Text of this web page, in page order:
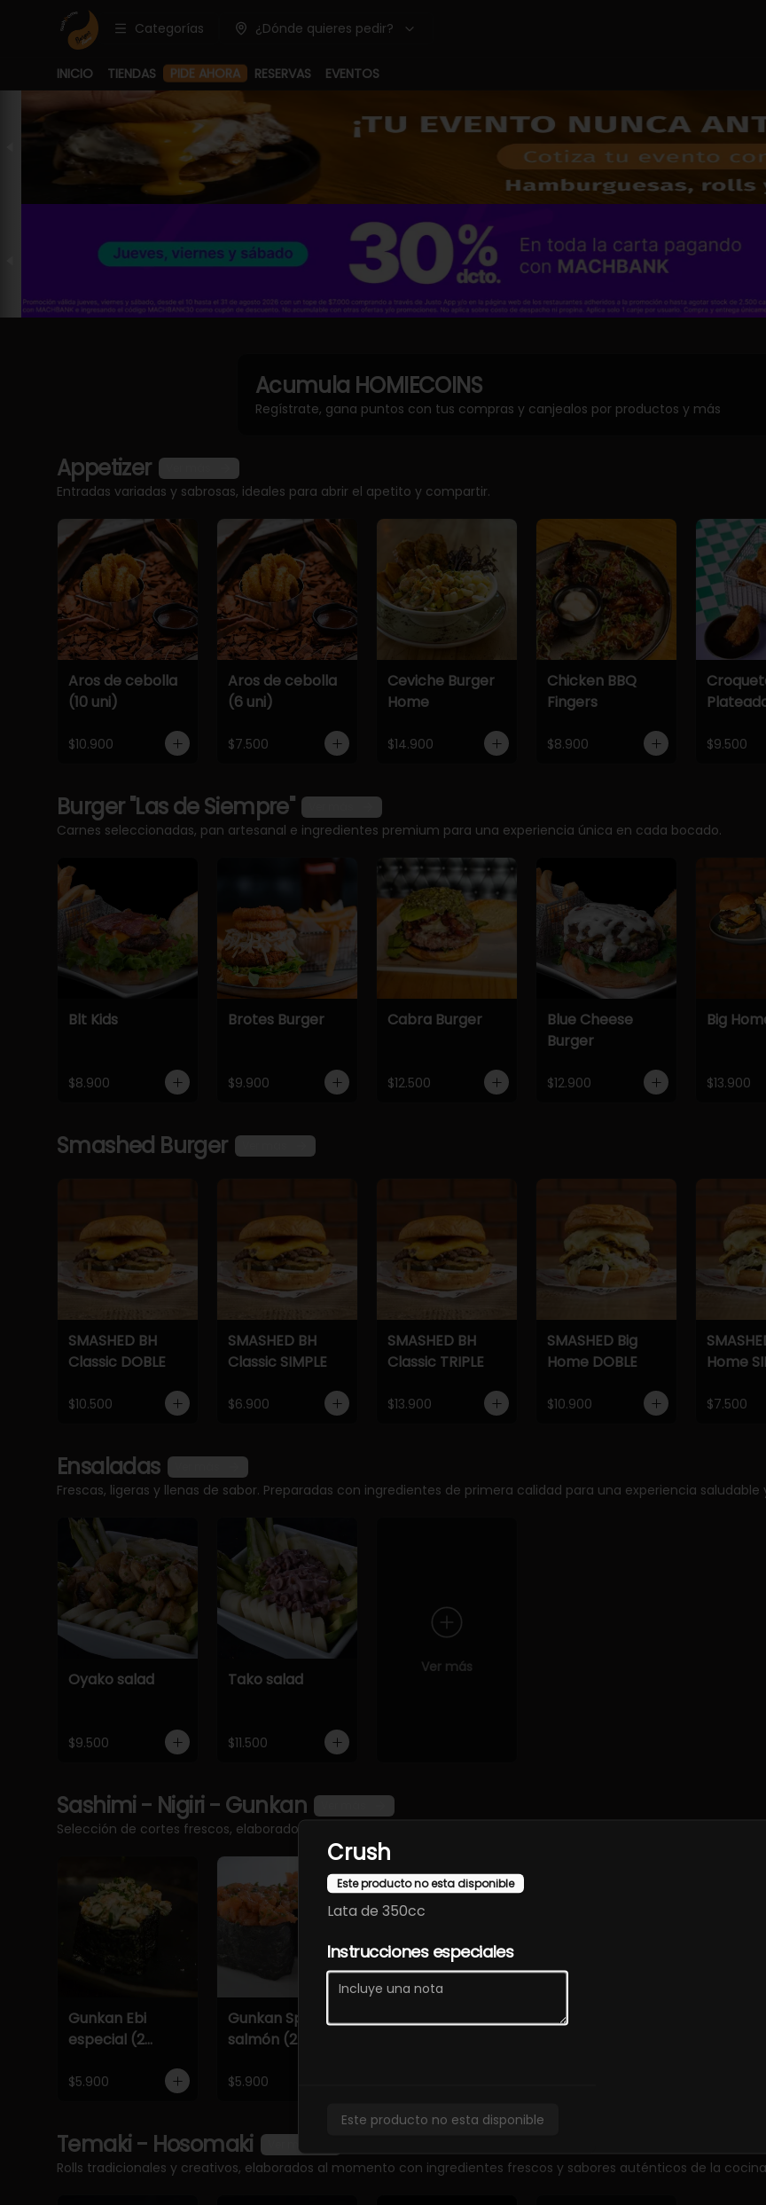
Categorías ¿Dónde quieres pedir?
INICIO TIENDAS PIDE AHORA RESERVAS EVENTOS
Acumula HOMIECOINS
Regístrate, gana puntos con tus compras y canjealos por productos y más
Appetizer
Entradas variadas y sabrosas, ideales para abrir el apetito y compartir.
Aros de cebolla
(10 uni)
$10.900
Aros de cebolla
(6 uni)
$7.500
Ceviche Burger
Home
$14.900
Chicken BBQ
Fingers
$8.900 $9.500
Burger "Las de Siempre"
Carnes seleccionadas, pan artesanal e ingredientes premium para una experiencia única en cada bocado.
Blt Kids
$8.900
Brotes Burger
$9.900
Cabra Burger
$12.500
Blue Cheese
Burger
$12.900
Big
$13.900
Smashed Burger
SMASHED BH
Classic DOBLE
$10.500
SMASHED BH
Classic SIMPLE
$6.900
SMASHED BH
Classic TRIPLE
$13.900
SMASHED Big
Home DOBLE
$10.900
Home
$7.500
Ensaladas
Frescas, ligeras y llenas de sabor. Preparadas con ingredientes de primera calidad para una experiencia saludable
Oyako salad
$9.500
Tako salad
$11.500
Ver más
Sashimi - Nigiri - Gunkan
Selección de cortes frescos, elaborados con pescado de primera calidad y presentaciones cuidadas que
Gunkan Ebi
especial (2
$5.900
Gunkan Spicy
salmón (2
$5.900
Gunkan Tako
Sashimi
Temaki - Hosomaki
Rolls tradicionales y creativos, elaborados al momento con ingredientes frescos y sabores auténticos de la
Crush
Este producto no esta disponible
Lata de 350cc
Instrucciones especiales
Este producto no esta disponible